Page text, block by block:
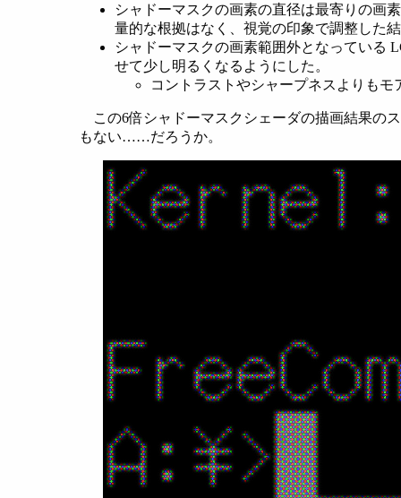
シャドーマスクの画素の直径は最寄りの画
量的な根拠はなく、視覚の印象で調整した
シャドーマスクの画素範囲外となっている
せて少し明るくなるようにした。
コントラストやシャープネスよりも
この6倍シャドーマスクシェーダの描画結果の
もない……だろうか。